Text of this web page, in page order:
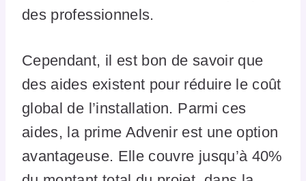
des professionnels.
Cependant, il est bon de savoir que
des aides existent pour réduire le coût
global de l’installation. Parmi ces
aides, la prime Advenir est une option
avantageuse. Elle couvre jusqu’à 40%